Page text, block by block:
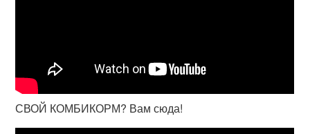
СВОЙ КОМБИКОРМ? Вам сюда!